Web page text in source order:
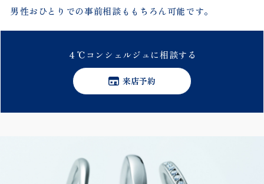
男性おひとりでの事前相談ももちろん可能です。
４℃コンシェルジュに相談する
来店予約